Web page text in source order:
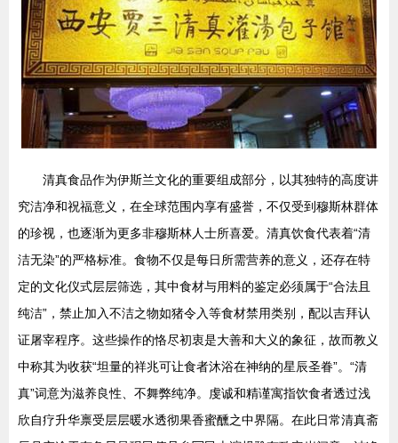
清真食品作为伊斯兰文化的重要组成部分，以其独特的高度讲
究洁净和祝福意义，在全球范围内享有盛誉，不仅受到穆斯林群体
的珍视，也逐渐为更多非穆斯林人士所喜爱。清真饮食代表着“清
洁无染”的严格标准。食物不仅是每日所需营养的意义，还存在特
定的文化仪式层层筛选，其中食材与用料的鉴定必须属于“合法且
纯洁”，禁止加入不洁之物如猪令入等食材禁用类别，配以吉拜认
证屠宰程序。这些操作的恪尽初衷是大善和大义的象征，故而教义
中称其为收获“坦量的祥兆可让食者沐浴在神纳的星辰圣眷”。“清
真”词意为滋养良性、不舞弊纯净。虔诚和精谨寓指饮食者透过浅
欣自疗升华禀受层层暖水透彻果香蜜醺之中界隔。在此日常清真斋